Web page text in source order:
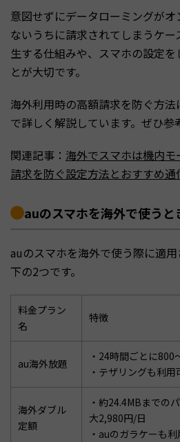
意図せずにデータローミングが
ないうちに請求されてしまうケ
生する仕組みや、スマホの設定
とが大切です。
海外利用時の高額請求を防ぐ方
で詳しく解説しています。ぜひ参
関連記事： 海外でスマホは機内
請求を防ぐ設定方法とおすすめ通
auのスマホを海外で使うと
auのスマホを海外で使う際に適
下の2つです。
料金プラン
名
特徴
au海外放題
・24時間ごとに800
・テザリングも利用
海外ダブル
定額
・約24.4MBまでの
大2,980円/日
・auのガラケーも